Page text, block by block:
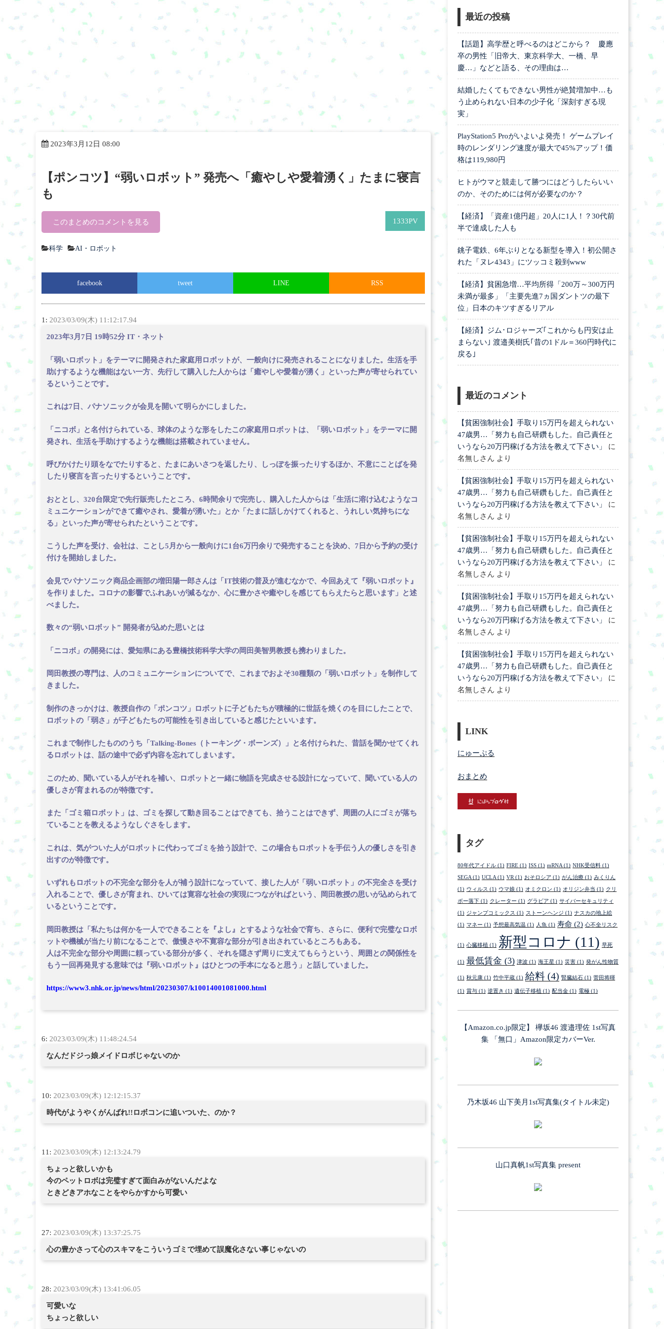
2023年3月12日 08:00
【ポンコツ】“弱いロボット” 発売へ「癒やしや愛着湧く」たまに寝言
も
このまとめのコメントを見る 1333PV
科学 AI・ロボット
facebook tweet LINE RSS
1: 2023/03/09(木) 11:12:17.94
2023年3月7日 19時52分 IT・ネット
「弱いロボット」をテーマに開発された家庭用ロボットが、一般向けに発売されることになりました。生活を手
助けするような機能はない一方、先行して購入した人からは「癒やしや愛着が湧く」といった声が寄せられてい
るということです。
これは7日、パナソニックが会見を開いて明らかにしました。
「ニコボ」と名付けられている、球体のような形をしたこの家庭用ロボットは、「弱いロボット」をテーマに開
発され、生活を手助けするような機能は搭載されていません。
呼びかけたり頭をなでたりすると、たまにあいさつを返したり、しっぽを振ったりするほか、不意にことばを発
したり寝言を言ったりするということです。
おととし、320台限定で先行販売したところ、6時間余りで完売し、購入した人からは「生活に溶け込むようなコ
ミュニケーションができて癒やされ、愛着が湧いた」とか「たまに話しかけてくれると、うれしい気持ちにな
る」といった声が寄せられたということです。
こうした声を受け、会社は、ことし5月から一般向けに1台6万円余りで発売することを決め、7日から予約の受け
付けを開始しました。
会見でパナソニック商品企画部の増田陽一郎さんは「IT技術の普及が進むなかで、今回あえて『弱いロボット』
を作りました。コロナの影響でふれあいが減るなか、心に豊かさや癒やしを感じてもらえたらと思います」と述
べました。
数々の“弱いロボット” 開発者が込めた思いとは
「ニコボ」の開発には、愛知県にある豊橋技術科学大学の岡田美智男教授も携わりました。
岡田教授の専門は、人のコミュニケーションについてで、これまでおよそ30種類の「弱いロボット」を制作して
きました。
制作のきっかけは、教授自作の「ポンコツ」ロボットに子どもたちが積極的に世話を焼くのを目にしたことで、
ロボットの「弱さ」が子どもたちの可能性を引き出していると感じたといいます。
これまで制作したもののうち「Talking-Bones（トーキング・ボーンズ）」と名付けられた、昔話を聞かせてくれ
るロボットは、話の途中で必ず内容を忘れてしまいます。
このため、聞いている人がそれを補い、ロボットと一緒に物語を完成させる設計になっていて、聞いている人の
優しさが育まれるのが特徴です。
また「ゴミ箱ロボット」は、ゴミを探して動き回ることはできても、拾うことはできず、周囲の人にゴミが落ち
ていることを教えるようなしぐさをします。
これは、気がついた人がロボットに代わってゴミを拾う設計で、この場合もロボットを手伝う人の優しさを引き
出すのが特徴です。
いずれもロボットの不完全な部分を人が補う設計になっていて、接した人が「弱いロボット」の不完全さを受け
入れることで、優しさが育まれ、ひいては寛容な社会の実現につながればという、岡田教授の思いが込められて
いるということです。
岡田教授は「私たちは何かを一人でできることを『よし』とするような社会で育ち、さらに、便利で完璧なロボ
ットや機械が当たり前になることで、傲慢さや不寛容な部分が引き出されているところもある。
人は不完全な部分や周囲に頼っている部分が多く、それを隠さず周りに支えてもらうという、周囲との関係性を
もう一回再発見する意味では『弱いロボット』はひとつの手本になると思う」と話していました。
https://www3.nhk.or.jp/news/html/20230307/k10014001081000.html
6: 2023/03/09(木) 11:48:24.54
なんだドジっ娘メイドロボじゃないのか
10: 2023/03/09(木) 12:12:15.37
時代がようやくがんばれ!!ロボコンに追いついた、のか？
11: 2023/03/09(木) 12:13:24.79
ちょっと欲しいかも
今のペットロボは完璧すぎて面白みがないんだよな
ときどきアホなことをやらかすから可愛い
27: 2023/03/09(木) 13:37:25.75
心の豊かさって心のスキマをこういうゴミで埋めて誤魔化さない事じゃないの
28: 2023/03/09(木) 13:41:06.05
可愛いな
ちょっと欲しい
最近の投稿
【話題】高学歴と呼べるのはどこから？ 慶應
卒の男性「旧帝大、東京科学大、一橋、早
慶…」などと語る、その理由は…
結婚したくてもできない男性が絶賛増加中…も
う止められない日本の少子化「深刻すぎる現
実」
PlayStation5 Proがいよいよ発売！ ゲームプレイ
時のレンダリング速度が最大で45%アップ！価
格は119,980円
ヒトがウマと競走して勝つにはどうしたらいい
のか、そのためには何が必要なのか？
【経済】「資産1億円超」20人に1人！？30代前
半で達成した人も
銚子電鉄、6年ぶりとなる新型を導入！初公開さ
れた「ヌレ4343」にツッコミ殺到www
【経済】貧困急増…平均所得「200万～300万円
未満が最多」「主要先進7ヵ国ダントツの最下
位」日本のキツすぎるリアル
【経済】ジム･ロジャーズ｢これからも円安は止
まらない｣ 渡邉美樹氏｢昔の1ドル＝360円時代に
戻る｣
最近のコメント
【貧困強制社会】手取り15万円を超えられない
47歳男…「努力も自己研鑽もした。自己責任と
いうなら20万円稼げる方法を教えて下さい」
に
名無しさん より
【貧困強制社会】手取り15万円を超えられない
47歳男…「努力も自己研鑽もした。自己責任と
いうなら20万円稼げる方法を教えて下さい」
に
名無しさん より
【貧困強制社会】手取り15万円を超えられない
47歳男…「努力も自己研鑽もした。自己責任と
いうなら20万円稼げる方法を教えて下さい」
に
名無しさん より
【貧困強制社会】手取り15万円を超えられない
47歳男…「努力も自己研鑽もした。自己責任と
いうなら20万円稼げる方法を教えて下さい」
に
名無しさん より
【貧困強制社会】手取り15万円を超えられない
47歳男…「努力も自己研鑽もした。自己責任と
いうなら20万円稼げる方法を教えて下さい」
に
名無しさん より
LINK
にゅーぷる
おまとめ
タグ
80年代アイドル (1) FIRE (1) ISS (1) mRNA (1) NHK受信料 (1)
SEGA (1) UCLA (1) VR (1) おそロシア (1) がん治療 (1) みくりん
(1) ウィルス (1) ウマ娘 (1) オミクロン (1) オリジン弁当 (1) クリ
ボー落下 (1) クレーター (1) グラビア (1) サイバーセキュリティ
(1) ジャンプコミックス (1) ストーンヘンジ (1) ナスカの地上絵
(1) マネー (1) 予想最高気温 (1) 人魚 (1) 寿命 (2) 心不全リスク
(1) 心臓移植 (1) 新型コロナ (11) 早死
(1) 最低賃金 (3) 津波 (1) 海王星 (1) 災害 (1) 発がん性物質
(1) 秋元康 (1) 竹中平蔵 (1) 給料 (4) 腎臓結石 (1) 菅田将暉
(1) 賞与 (1) 逆置き (1) 遺伝子移植 (1) 配当金 (1) 電極 (1)
【Amazon.co.jp限定】 欅坂46 渡邉理佐 1st写真
集 「無口」Amazon限定カバーVer.
乃木坂46 山下美月1st写真集(タイトル未定)
山口真帆1st写真集 present